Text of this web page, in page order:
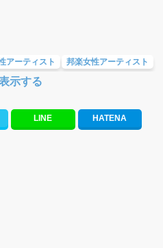
アーティスト 邦楽女性アーティスト
) バラード・歌詞が泣ける歌
い曲・楽しい歌・勇気が出る歌
示する
LINE HATENA